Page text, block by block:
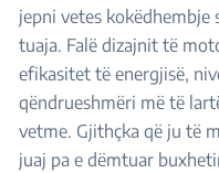
jepni vetes kokëdhembje
tuaja. Falë dizajnit të
efikasitet të energjisë,
qëndrueshmëri më të
vetme. Gjithçka që ju të
juaj pa e dëmtuar